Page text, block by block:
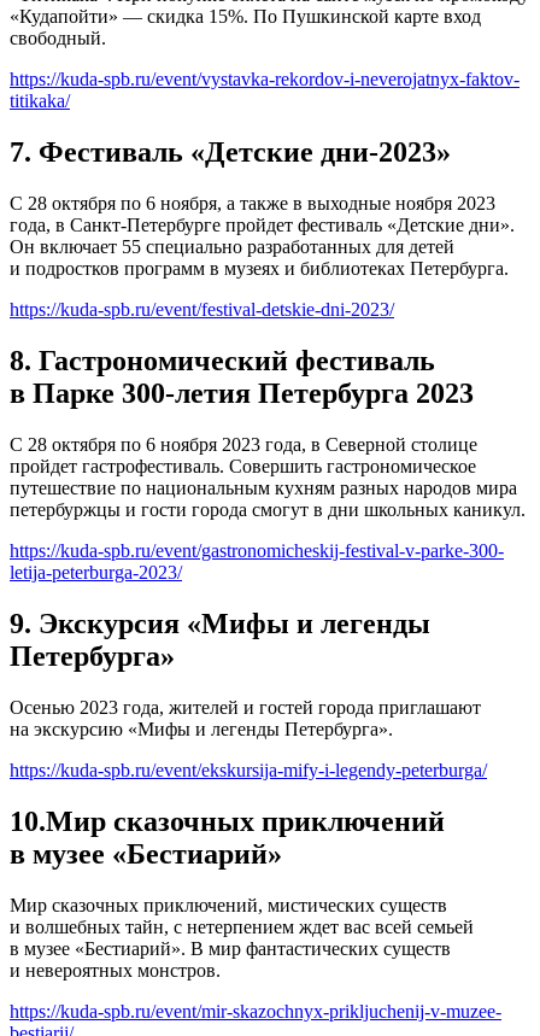
«Кудапойти» — скидка 15%. По Пушкинской карте вход
свободный.
https://kuda-spb.ru/event/vystavka-rekordov-i-neverojatnyx-faktov-
titikaka/
7. Фестиваль «Детские дни-2023»
С 28 октября по 6 ноября, а также в выходные ноября 2023
года, в Санкт-Петербурге пройдет фестиваль «Детские дни».
Он включает 55 специально разработанных для детей
и подростков программ в музеях и библиотеках Петербурга.
https://kuda-spb.ru/event/festival-detskie-dni-2023/
8. Гастрономический фестиваль
в Парке 300-летия Петербурга 2023
С 28 октября по 6 ноября 2023 года, в Северной столице
пройдет гастрофестиваль. Совершить гастрономическое
путешествие по национальным кухням разных народов мира
петербуржцы и гости города смогут в дни школьных каникул.
https://kuda-spb.ru/event/gastronomicheskij-festival-v-parke-300-
letija-peterburga-2023/
9. Экскурсия «Мифы и легенды
Петербурга»
Осенью 2023 года, жителей и гостей города приглашают
на экскурсию «Мифы и легенды Петербурга».
https://kuda-spb.ru/event/ekskursija-mify-i-legendy-peterburga/
10.Мир сказочных приключений
в музее «Бестиарий»
Мир сказочных приключений, мистических существ
и волшебных тайн, с нетерпением ждет вас всей семьей
в музее «Бестиарий». В мир фантастических существ
и невероятных монстров.
https://kuda-spb.ru/event/mir-skazochnyx-prikljuchenij-v-muzee-